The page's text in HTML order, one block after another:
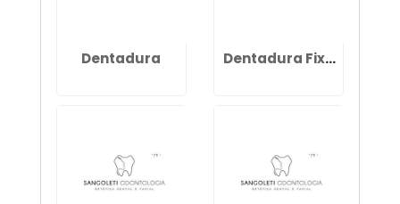
Dentadura Dentadura Fixa com 4 Pinos Preço